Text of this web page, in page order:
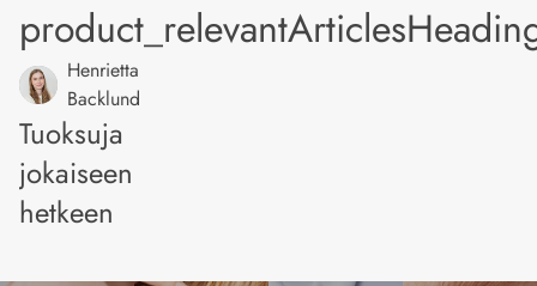
Henrietta
Backlund
Tuoksuja
jokaiseen
hetkeen